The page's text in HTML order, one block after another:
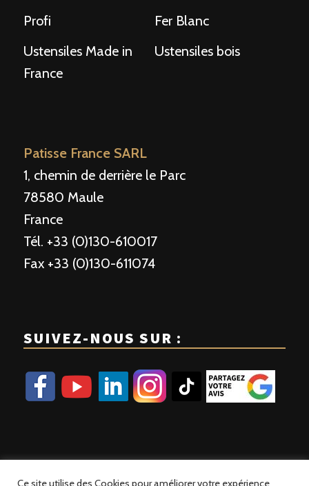
Profi
Fer Blanc
Ustensiles Made in
France
Ustensiles bois
Patisse France SARL
1, chemin de derrière le Parc
78580 Maule
France
Tél. +33 (0)130-610017
Fax +33 (0)130-611074
SUIVEZ-NOUS SUR :
Ce site utilise des Cookies pour améliorer votre expérience